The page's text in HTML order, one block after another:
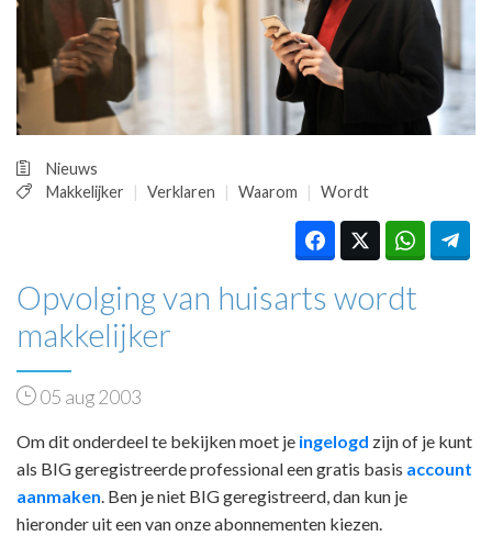
PRAKTIJKZAKEN
TARIEVEN
VPHUISARTSEN
MEDISCHE VAKHANDEL
REGISTRATIE
Nieuws
Makkelijker
Verklaren Waarom Wordt
Opvolging van huisarts wordt
makkelijker
05 aug 2003
Om dit onderdeel te bekijken moet je ingelogd zijn of je kunt
als BIG geregistreerde professional een gratis basis account
aanmaken . Ben je niet BIG geregistreerd, dan kun je
hieronder uit een van onze abonnementen kiezen.